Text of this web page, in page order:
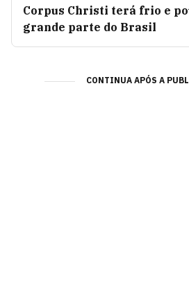
Corpus Christi terá frio e
grande parte do Brasil
CONTINUA APÓS A